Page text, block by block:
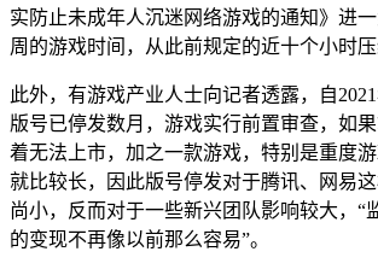
实防止未成年人沉迷网络游戏的通知》进
周的游戏时间，从此前规定的近十个小时压
此外，有游戏产业人士向记者透露，自
版号已停发数月，游戏实行前置审查，如
着无法上市，加之一款游戏，特别是重度
就比较长，因此版号停发对于腾讯、网易
尚小，反而对于一些新兴团队影响较大，“
的变现不再像以前那么容易”。